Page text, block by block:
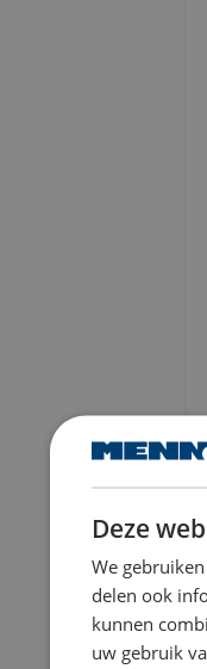
Deze
We
delen ook
kunnen
uw gebruik